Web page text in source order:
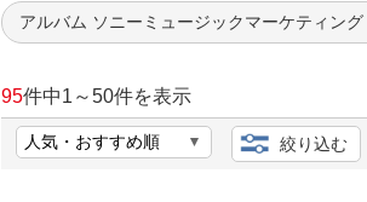
ご利用ガイド
アルバム ソニーミュージックマーケティング
95件中1 ～50件を表示
絞り込む